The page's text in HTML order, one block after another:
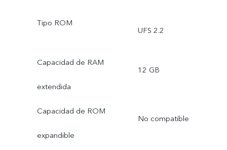
Tipo ROM
UFS 2.2
Capacidad de RAM
extendida
12 GB
Capacidad de ROM
expandible
No compatible